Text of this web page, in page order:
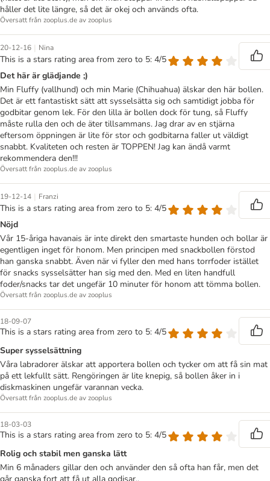
håller det lite längre, så det är okej och används ofta.
Översatt från zooplus.de av zooplus
20-12-16 | Nina
This is a stars rating area from zero to 5: 4/5
Det här är glädjande ;)
Min Fluffy (vallhund) och min Marie (Chihuahua) älskar den här bollen.
Det är ett fantastiskt sätt att sysselsätta sig och samtidigt jobba för
godbitar genom lek. För den lilla är bollen dock för tung, så Fluffy
måste rulla den och de äter tillsammans. Jag drar av en stjärna
eftersom öppningen är lite för stor och godbitarna faller ut väldigt
snabbt. Kvaliteten och resten är TOPPEN! Jag kan ändå varmt
rekommendera den!!!
Översatt från zooplus.de av zooplus
19-12-14 | Franzi
This is a stars rating area from zero to 5: 4/5
Nöjd
Vår 15-åriga havanais är inte direkt den smartaste hunden och bollar är
egentligen inget för honom. Men principen med snackbollen förstod
han ganska snabbt. Även när vi fyller den med hans torrfoder istället
för snacks sysselsätter han sig med den. Med en liten handfull
foder/snacks tar det ungefär 10 minuter för honom att tömma bollen.
Översatt från zooplus.de av zooplus
18-09-07
This is a stars rating area from zero to 5: 4/5
Super sysselsättning
Våra labradorer älskar att apportera bollen och tycker om att få sin mat
på ett lekfullt sätt. Rengöringen är lite knepig, så bollen åker in i
diskmaskinen ungefär varannan vecka.
Översatt från zooplus.de av zooplus
18-03-03
This is a stars rating area from zero to 5: 4/5
Rolig och stabil men ganska lätt
Min 6 månaders gillar den och använder den så ofta han får, men det